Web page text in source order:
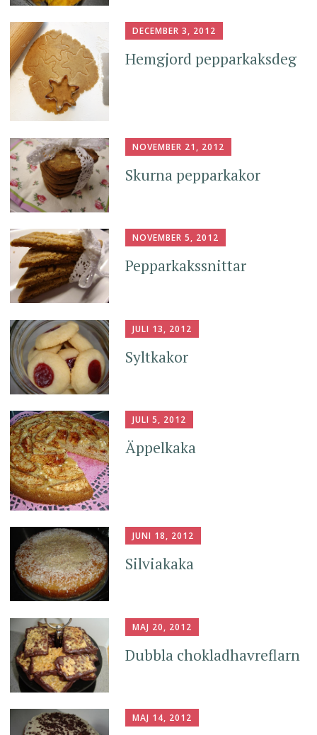
DECEMBER 3, 2012
Hemgjord pepparkaksdeg
NOVEMBER 21, 2012
Skurna pepparkakor
NOVEMBER 5, 2012
Pepparkakssnittar
JULI 13, 2012
Syltkakor
JULI 5, 2012
Äppelkaka
JUNI 18, 2012
Silviakaka
MAJ 20, 2012
Dubbla chokladhavreflarn
MAJ 14, 2012